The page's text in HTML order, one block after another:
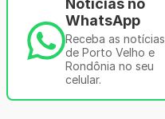
WhatsApp
Receba as notícias
de Porto Velho e
Rondônia no seu
celular.